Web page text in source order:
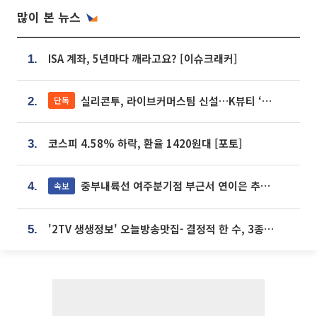
많이 본 뉴스
1. ISA 계좌, 5년마다 깨라고요? [이슈크래커]
2. 단독 실리콘투, 라이브커머스팀 신설…K뷰티 ‘글로벌 판매망’ 확대[K뷰티 라방戰]
3. 코스피 4.58% 하락, 환율 1420원대 [포토]
4. 속보 중부내륙선 여주분기점 부근서 연이은 추돌사고 발생
5. '2TV 생생정보' 오늘방송맛집- 결정적 한 수, 3종 메밀면! 메밀 소바 맛집 '의○○○○'